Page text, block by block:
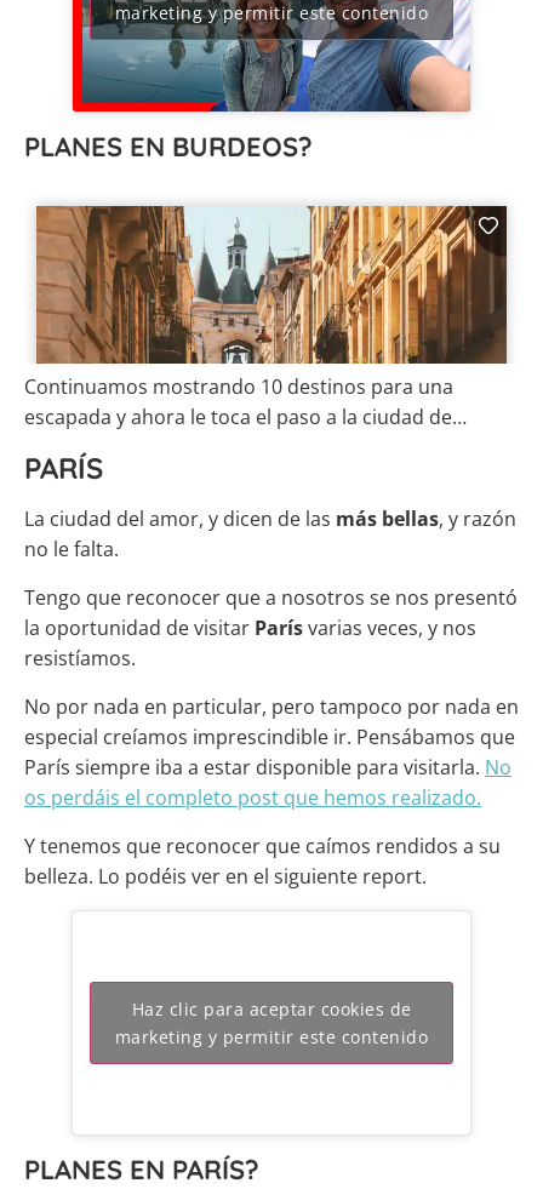
marketing y permitir este contenido
PLANES EN BURDEOS?
Continuamos mostrando 10 destinos para una
escapada y ahora le toca el paso a la ciudad de…
PARÍS
La ciudad del amor, y dicen de las más bellas, y razón
no le falta.
Tengo que reconocer que a nosotros se nos presentó
la oportunidad de visitar Parísvarias veces, y nos
resistíamos.
No por nada en particular, pero tampoco por nada en
especial creíamos imprescindible ir. Pensábamos que
París siempre iba a estar disponible para visitarla. No
os perdáis el completo post que hemos realizado.
Y tenemos que reconocer que caímos rendidos a su
belleza. Lo podéis ver en el siguiente report.
Haz clic para aceptar cookies de
marketing y permitir este contenido
PLANES EN PARÍS?